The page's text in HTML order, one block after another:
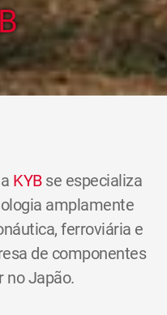
KYBse especializa
amplamente
ferroviária e
de componentes
no Japão.